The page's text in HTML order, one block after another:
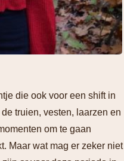
die ook voor een shift in
truien, vesten, laarzen en
om te gaan
Maar wat mag er zeker niet